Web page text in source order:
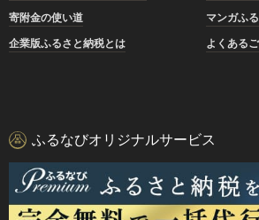
寄附金の使い道
マンガふ
企業版ふるさと納税とは
よくある
ふるなびオリジナルサービス